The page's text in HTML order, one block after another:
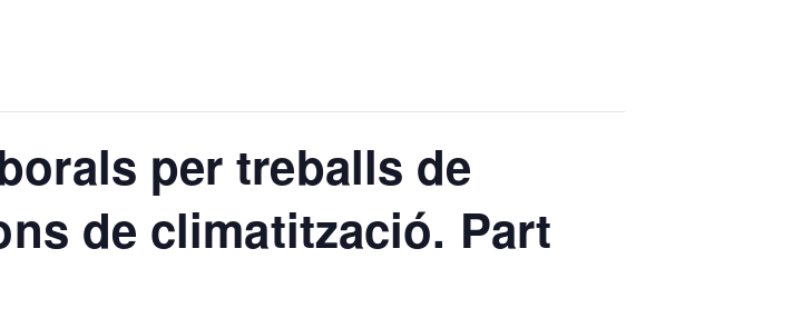
per treballs de
de climatització. Part